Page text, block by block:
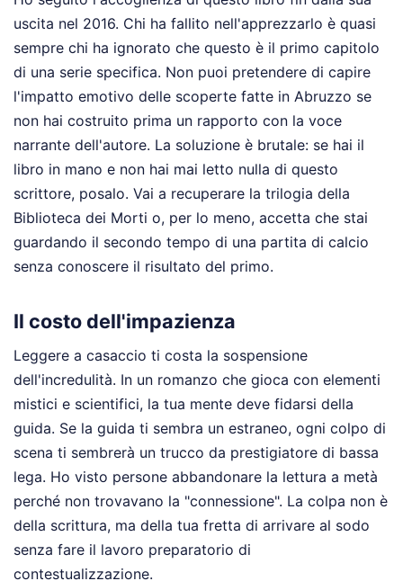
uscita nel 2016. Chi ha fallito nell'apprezzarlo è quasi
sempre chi ha ignorato che questo è il primo capitolo
di una serie specifica. Non puoi pretendere di capire
l'impatto emotivo delle scoperte fatte in Abruzzo se
non hai costruito prima un rapporto con la voce
narrante dell'autore. La soluzione è brutale: se hai il
libro in mano e non hai mai letto nulla di questo
scrittore, posalo. Vai a recuperare la trilogia della
Biblioteca dei Morti o, per lo meno, accetta che stai
guardando il secondo tempo di una partita di calcio
senza conoscere il risultato del primo.
Il costo dell'impazienza
Leggere a casaccio ti costa la sospensione
dell'incredulità. In un romanzo che gioca con elementi
mistici e scientifici, la tua mente deve fidarsi della
guida. Se la guida ti sembra un estraneo, ogni colpo di
scena ti sembrerà un trucco da prestigiatore di bassa
lega. Ho visto persone abbandonare la lettura a metà
perché non trovavano la "connessione". La colpa non è
della scrittura, ma della tua fretta di arrivare al sodo
senza fare il lavoro preparatorio di
contestualizzazione.